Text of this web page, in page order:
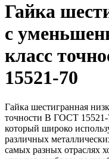
Гайка
с
класс
15521-70
Гайка шестигранная
точности В ГОСТ 15521-
который широко
различных
самых разных отраслях